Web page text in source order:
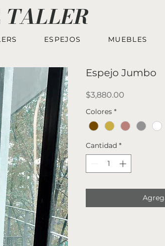
ESPEJOS MUEBLES
TALLER
Espejo Jumbo
$3,880.00
Colores *
Cantidad *